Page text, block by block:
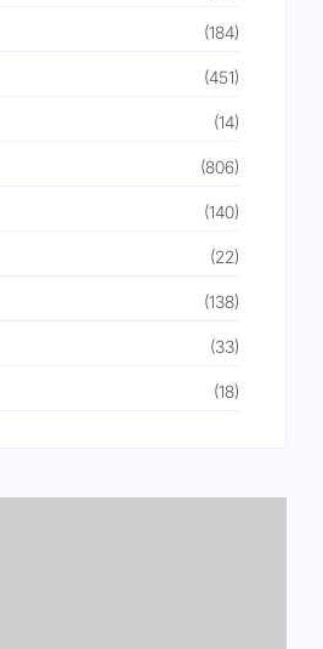
(184)
(451)
(14)
(806)
(140)
(22)
(138)
(33)
(18)